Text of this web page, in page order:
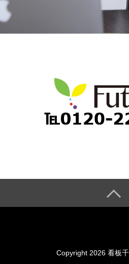
Copyright 2026 看板